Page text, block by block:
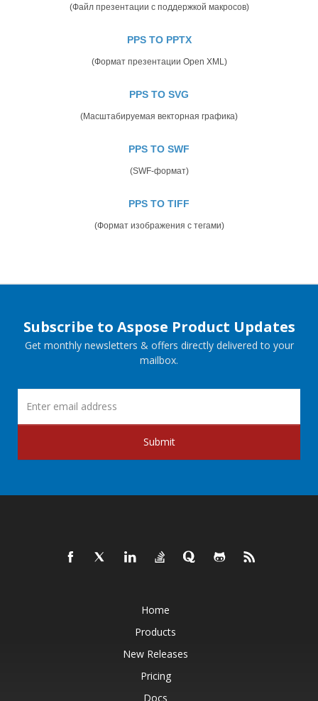
(Файл презентации с поддержкой макросов)
PPS TO PPTX
(Формат презентации Open XML)
PPS TO SVG
(Масштабируемая векторная графика)
PPS TO SWF
(SWF-формат)
PPS TO TIFF
(Формат изображения с тегами)
Subscribe to Aspose Product Updates
Get monthly newsletters & offers directly delivered to your
mailbox.
Submit
Home
Products
New Releases
Pricing
Docs